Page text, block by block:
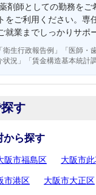
剤師としての勤務をご
をご利用ください。専
就業までしっかりサポ
衛生行政報告例」「医師・
況」「賃金構造基本統計調
す
から探す
阪市福島区 大阪市
市港区 大阪市大正区